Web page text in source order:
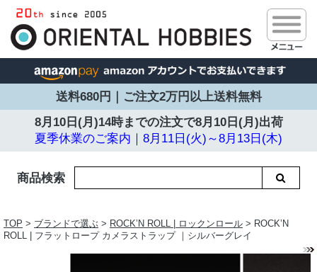
送料680円｜ご注文2万円以上送料無料
8月10日(月)14時までの注文で8月10日(月)出荷
夏季休業のご案内｜8月11日(火)～8月13日(木)
商品検索
TOP > ブランドで選ぶ > ROCK’N ROLL | ロックンロール > ROCK’N
ROLL | フラットロープ カメラストラップ ｜シルバーグレイ